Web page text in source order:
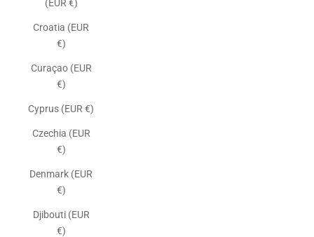
(EUR €)
Croatia (EUR
€)
Curaçao (EUR
€)
Cyprus (EUR €)
Czechia (EUR
€)
Denmark (EUR
€)
Djibouti (EUR
€)